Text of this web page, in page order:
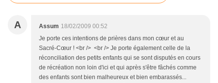
A Assum 18/02/2009 00:52
Je porte ces intentions de prières dans mon cœur et au
Sacré-Cœur ! <br /> <br /> Je porte également celle de la
réconciliation des petits enfants qui se sont disputés en cours
de récréation non loin d'ici et qui après s'être fâchés comme
des enfants sont bien malheureux et bien embarassés...